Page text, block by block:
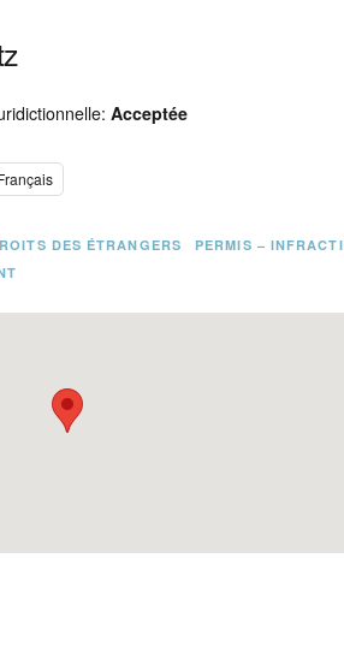
Acceptée
DES ÉTRANGERS PERMIS –